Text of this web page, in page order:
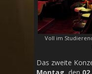
Voll im
Das zweite